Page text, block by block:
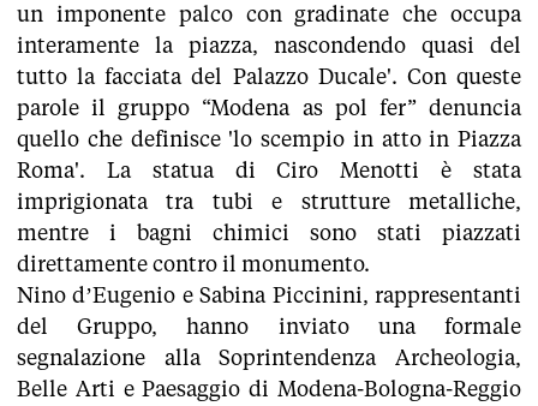
un imponente palco con gradinate che occupa
interamente la piazza, nascondendo quasi del
tutto la facciata del Palazzo Ducale'. Con queste
parole il gruppo “Modena as pol fer” denuncia
quello che definisce 'lo scempio in atto in Piazza
Roma'. La statua di Ciro Menotti è stata
imprigionata tra tubi e strutture metalliche,
mentre i bagni chimici sono stati piazzati
direttamente contro il monumento.
Nino d’Eugenio e Sabina Piccinini, rappresentanti
del Gruppo, hanno inviato una formale
segnalazione alla Soprintendenza Archeologia,
Belle Arti e Paesaggio di Modena-Bologna-Reggio